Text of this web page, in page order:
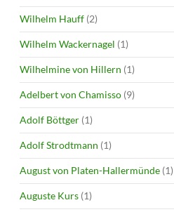
Wilhelm Hauff (2)
Wilhelm Wackernagel (1)
Wilhelmine von Hillern (1)
Adelbert von Chamisso (9)
Adolf Böttger (1)
Adolf Strodtmann (1)
August von Platen-Hallermünde (1)
Auguste Kurs (1)